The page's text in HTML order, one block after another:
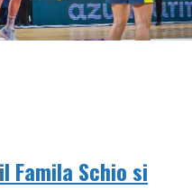
Famila Schio si